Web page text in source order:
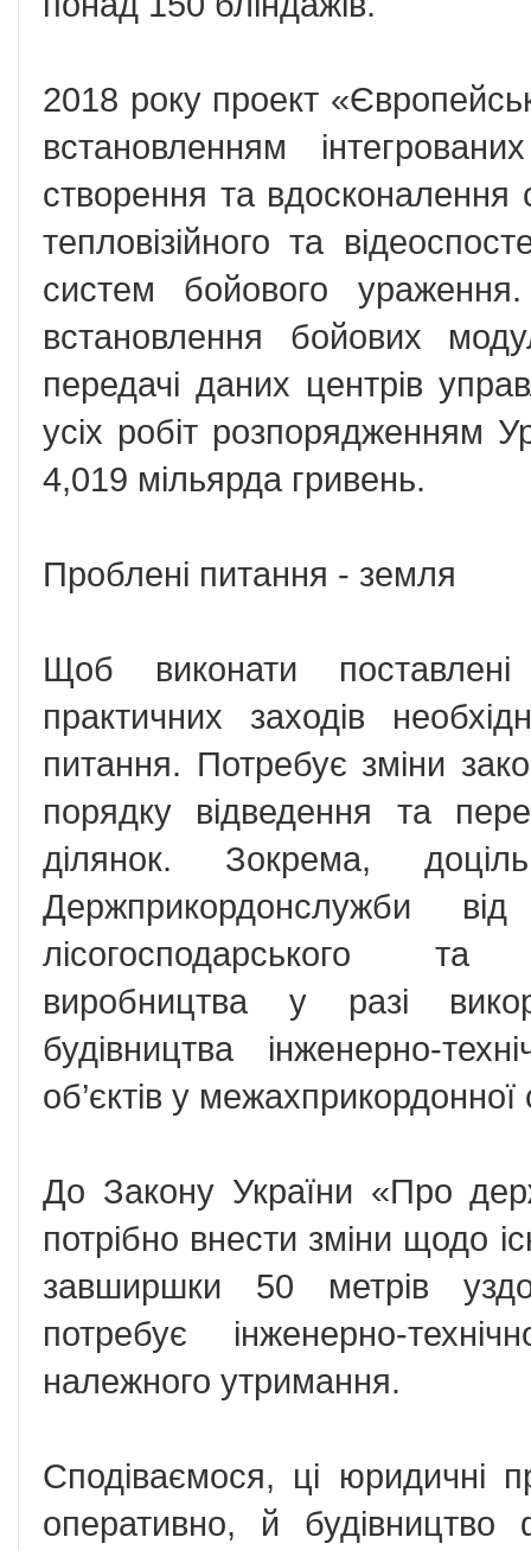
2018 року проект
встановленням
створення та вдосконалення
тепловізійного та
систем бойового
встановлення бойових
передачі даних центрів
усіх робіт розпорядженням
4,019 мільярда гривень.
Проблені питання - земля
Щоб виконати
практичних заходів
питання. Потребує зміни
порядку відведення та
ділянок. Зокрема,
Держприкордонслужби
лісогосподарського та
виробництва у разі
будівництва інженерно-
об’єктів у межахприкордонної
До Закону України «Про
потрібно внести зміни щодо
завширшки 50 метрів
потребує інженерно-
належного утримання.
Сподіваємося, ці юридичні
оперативно, й будівництво